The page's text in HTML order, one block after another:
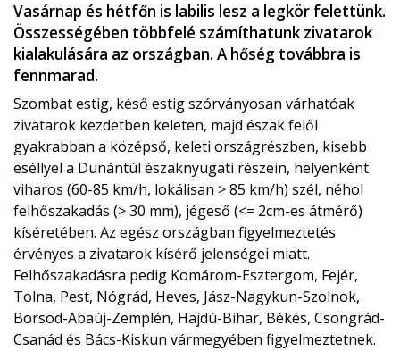
Vasárnap és hétfőn is labilis lesz a legkör felettünk.
Összességében többfelé számíthatunk zivatarok
kialakulására az országban. A hőség továbbra is
fennmarad.
Szombat estig, késő estig szórványosan várhatóak
zivatarok kezdetben keleten, majd észak felől
gyakrabban a középső, keleti országrészben, kisebb
eséllyel a Dunántúl északnyugati részein, helyenként
viharos (60-85 km/h, lokálisan > 85 km/h) szél, néhol
felhőszakadás (> 30 mm), jégeső (<= 2cm-es átmérő)
kíséretében. Az egész országban figyelmeztetés
érvényes a zivatarok kísérő jelenségei miatt.
Felhőszakadásra pedig Komárom-Esztergom, Fejér,
Tolna, Pest, Nógrád, Heves, Jász-Nagykun-Szolnok,
Borsod-Abaúj-Zemplén, Hajdú-Bihar, Békés, Csongrád-
Csanád és Bács-Kiskun vármegyében figyelmeztetnek.